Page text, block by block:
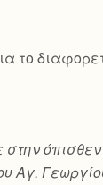
το
Αγ.